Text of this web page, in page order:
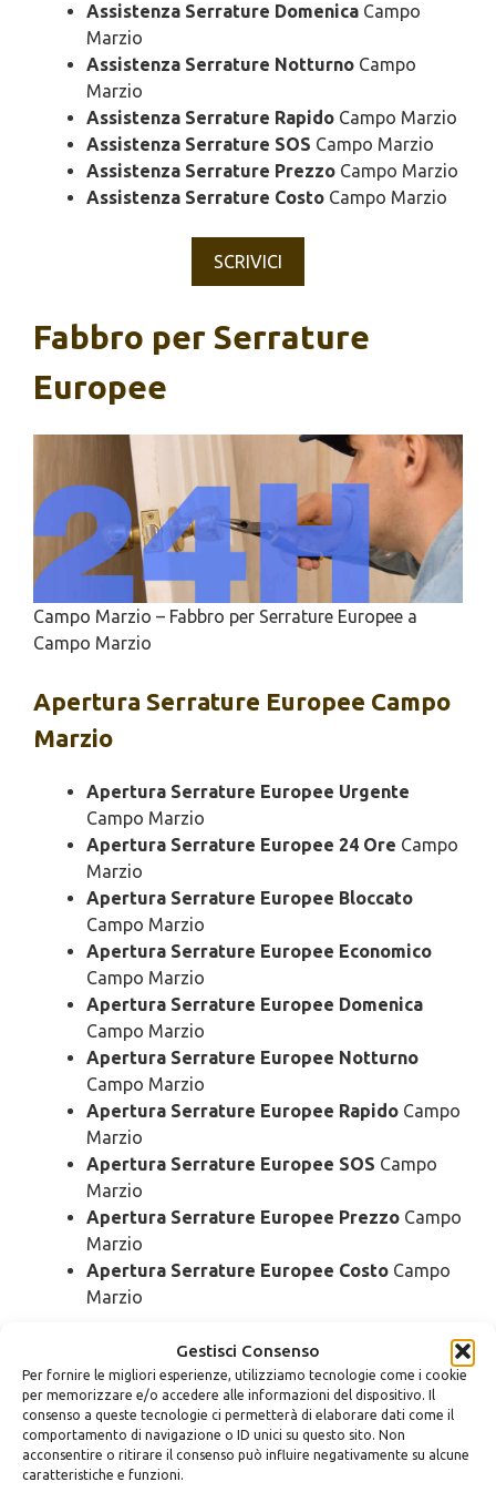
Gestisci Consenso
Per fornire le migliori esperienze, utilizziamo tecnologie come i cookie
per memorizzare e/o accedere alle informazioni del dispositivo. Il
consenso a queste tecnologie ci permetterà di elaborare dati come il
comportamento di navigazione o ID unici su questo sito. Non
acconsentire o ritirare il consenso può influire negativamente su alcune
caratteristiche e funzioni.
Assistenza Serrature Domenica Campo
Marzio
Assistenza Serrature Notturno Campo
Marzio
Assistenza Serrature Rapido Campo Marzio
Assistenza Serrature SOS Campo Marzio
Assistenza Serrature Prezzo Campo Marzio
Assistenza Serrature Costo Campo Marzio
SCRIVICI
Fabbro per Serrature
Europee
Campo Marzio – Fabbro per Serrature Europee a
Campo Marzio
Apertura Serrature Europee Campo
Marzio
Apertura Serrature Europee Urgente
Campo Marzio
Apertura Serrature Europee 24 Ore Campo
Marzio
Apertura Serrature Europee Bloccato
Campo Marzio
Apertura Serrature Europee Economico
Campo Marzio
Apertura Serrature Europee Domenica
Campo Marzio
Apertura Serrature Europee Notturno
Campo Marzio
Apertura Serrature Europee Rapido Campo
Marzio
Apertura Serrature Europee SOS Campo
Marzio
Apertura Serrature Europee Prezzo Campo
Marzio
Apertura Serrature Europee Costo Campo
Marzio
Pronto InterventoSerrature
Europee Campo Marzio
Pronto Intervento Serrature Europee
UrgenteCampo Marzio